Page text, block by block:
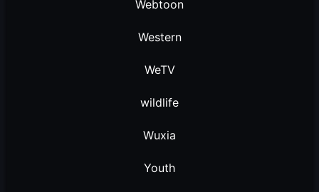
Webtoon
Western
WeTV
wildlife
Wuxia
Youth